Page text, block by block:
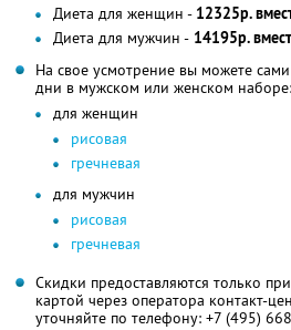
Диета для женщин - 12325р.
Диета для мужчин - 14195р.
На свое усмотрение вы можете
дни в мужском или женском наборе:
для женщин
рисовая
гречневая
для мужчин
рисовая
гречневая
Скидки предоставляются только
картой через оператора контакт-
уточняйте по телефону: +7 (495)